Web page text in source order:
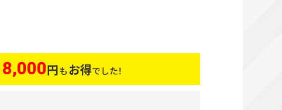
円も お得でした！